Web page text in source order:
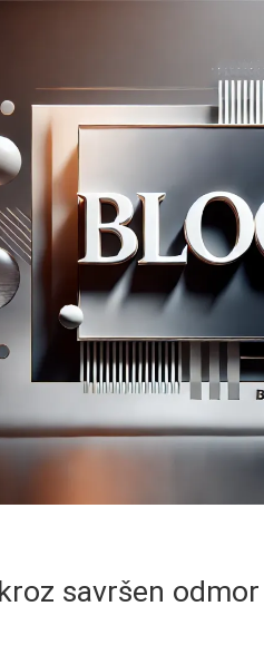
savršen